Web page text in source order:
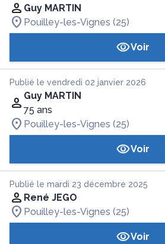
Guy MARTIN
Pouilley-les-Vignes (25)
Voir
Publié le vendredi 02 janvier 2026
Guy MARTIN
75 ans
Pouilley-les-Vignes (25)
Voir
Publié le mardi 23 décembre 2025
René JEGO
Pouilley-les-Vignes (25)
Voir